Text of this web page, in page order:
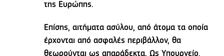
της Ευρώπης.
Επίσης, αιτήματα ασύλου, από άτομα τα οποία
έρχονται από ασφαλές περιβάλλον, θα
θεωρούνται ως απαράδεκτα. Ως Υπουργείο,